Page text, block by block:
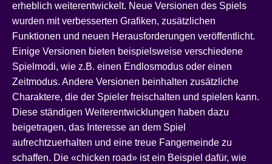
erheblich weiterentwickelt. Neue Versionen des Spiels
wurden mit verbesserten Grafiken, zusätzlichen
Funktionen und neuen Herausforderungen veröffentlicht.
Einige Versionen bieten beispielsweise verschiedene
Spielmodi, wie z.B. einen Endlosmodus oder einen
Zeitmodus. Andere Versionen beinhalten zusätzliche
Charaktere, die der Spieler freischalten und spielen kann.
Diese ständigen Weiterentwicklungen haben dazu
beigetragen, das Interesse an dem Spiel
aufrechtzuerhalten und eine treue Fangemeinde zu
schaffen. Die «chicken road» ist ein Beispiel dafür, wie